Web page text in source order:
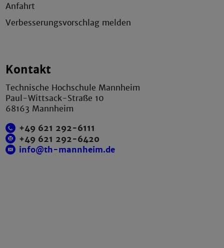
Anfahrt
Verbesserungsvorschlag melden
Kontakt
Technische Hochschule Mannheim
Paul-Wittsack-Straße 10
68163 Mannheim
+49 621 292-6111
+49 621 292-6420
info@th-mannheim.de